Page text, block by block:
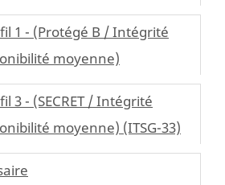
1 - (Protégé B / Intégrité
moyenne)
3 - (SECRET / Intégrité
moyenne) (ITSG-33)